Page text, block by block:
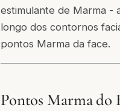
estimulante de Marma -
longo dos contornos
pontos Marma da face.
Pontos Marma do